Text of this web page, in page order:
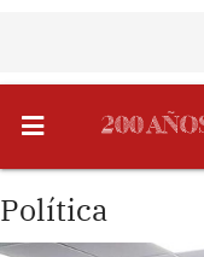
Política